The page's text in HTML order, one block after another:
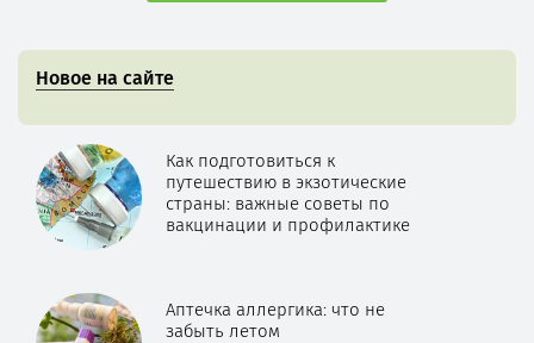
Новое на сайте
Как подготовиться к
путешествию в экзотические
страны: важные советы по
вакцинации и профилактике
Аптечка аллергика: что не
забыть летом